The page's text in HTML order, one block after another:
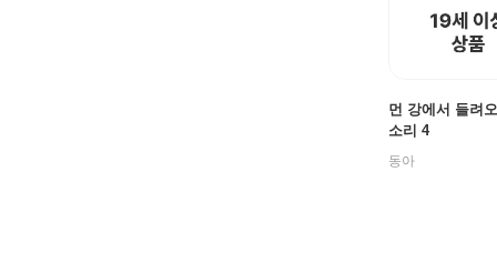
먼 강에서 들려
소리 4
동아